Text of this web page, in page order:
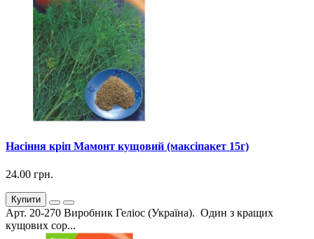
Насіння кріп Мамонт кущовий (максіпакет 15г)
24.00 грн.
Купити
Арт. 20-270 Виробник Геліос (Україна). Один з кращих
кущових сор...